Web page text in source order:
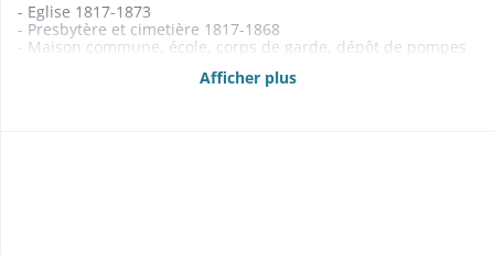
- Eglise 1817-1873
- Presbytère et cimetière 1817-1868
- Maison commune, école, corps de garde, dépôt de pompes
- Pompes et seaux à incendie 1822-1869
Afficher plus